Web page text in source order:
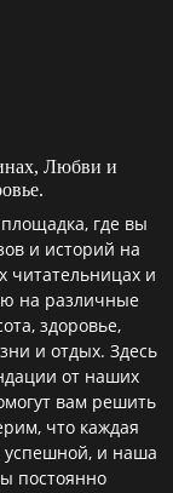
Любви и
где вы
и историй на
читательницах и
на различные
здоровье,
и отдых. Здесь
от наших
вам решить
что каждая
успешной, и наша
постоянно